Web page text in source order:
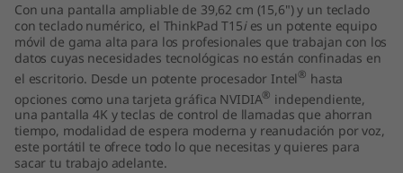
Con una pantalla ampliable de 39,62 cm (15,6") y un teclado
con teclado numérico, el ThinkPad T15ies un potente equipo
móvil de gama alta para los profesionales que trabajan con los
datos cuyas necesidades tecnológicas no están confinadas en
el escritorio. Desde un potente procesador Intel® hasta
opciones como una tarjeta gráfica NVIDIA® independiente,
una pantalla 4K y teclas de control de llamadas que ahorran
tiempo, modalidad de espera moderna y reanudación por voz,
este portátil te ofrece todo lo que necesitas y quieres para
sacar tu trabajo adelante.